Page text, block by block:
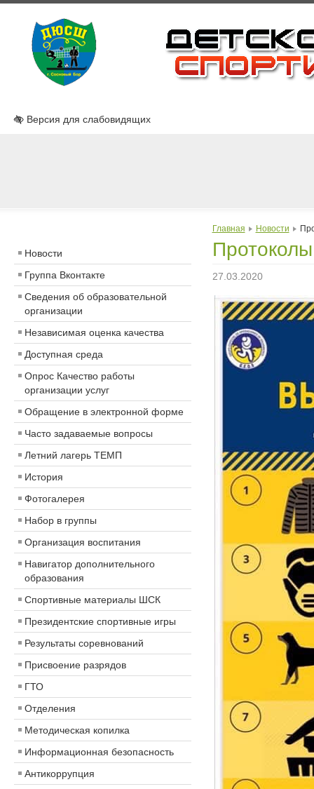
Версия для слабовидящих
Новости
Группа Вконтакте
Сведения об образовательной
организации
Независимая оценка качества
Доступная среда
Опрос Качество работы
организации услуг
Обращение в электронной форме
Часто задаваемые вопросы
Летний лагерь ТЕМП
История
Фотогалерея
Набор в группы
Организация воспитания
Навигатор дополнительного
образования
Спортивные материалы ШСК
Президентские спортивные игры
Результаты соревнований
Присвоение разрядов
ГТО
Отделения
Методическая копилка
Информационная безопасность
Антикоррупция
Главная Новости
27.03.2020